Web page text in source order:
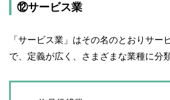
⑫サービス業
「サービス業」はその名のとおりサー
で、定義が広く、さまざまな業種に分